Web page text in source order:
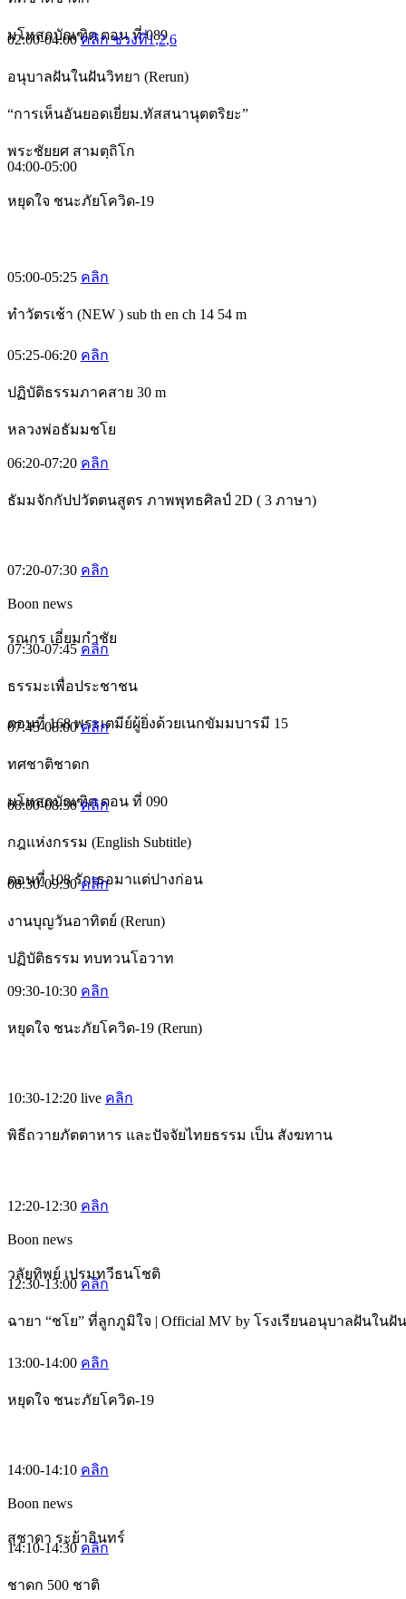
มโหสถบัณฑิต ตอน ที่ 089
02:00-04:00คลิก ช่วงที่1,2,6
อนุบาลฝันในฝันวิทยา (Rerun)
“การเห็นอันยอดเยี่ยม.ทัสสนานุตตริยะ”
พระชัยยศ สามตฺถิโก
04:00-05:00
หยุดใจ ชนะภัยโควิด-19
05:00-05:25 คลิก
ทำวัตรเช้า (NEW ) sub th en ch 14 54 m
05:25-06:20 คลิก
ปฏิบัติธรรมภาคสาย 30 m
หลวงพ่อธัมมชโย
06:20-07:20 คลิก
ธัมมจักกัปปวัตตนสูตร ภาพพุทธศิลป์ 2D ( 3 ภาษา)
07:20-07:30 คลิก
Boon news
รณกร เอี่ยมกำชัย
07:30-07:45 คลิก
ธรรมะเพื่อประชาชน
ตอนที่ 168 พระเตมีย์ผู้ยิ่งด้วยเนกขัมมบารมี 15
07:45-08:00คลิก
ทศชาติชาดก
มโหสถบัณฑิต ตอน ที่ 090
08:00-08:30คลิก
กฎแห่งกรรม (English Subtitle)
ตอนที่ 108 รักเธอมาแต่ปางก่อน
08:30-09:30คลิก
งานบุญวันอาทิตย์ (Rerun)
ปฏิบัติธรรม ทบทวนโอวาท
09:30-10:30 คลิก
หยุดใจ ชนะภัยโควิด-19 (Rerun)
10:30-12:20 live คลิก
พิธีถวายภัตตาหาร และปัจจัยไทยธรรม เป็น สังฆทาน
12:20-12:30 คลิก
Boon news
วลัยทิพย์ เปรมทวีธนโชติ
12:30-13:00 คลิก
ฉายา “ชโย” ที่ลูกภูมิใจ | Official MV by โรงเรียนอนุบาลฝันในฝั
13:00-14:00 คลิก
หยุดใจ ชนะภัยโควิด-19
14:00-14:10 คลิก
Boon news
สุชาดา ระย้าอินทร์
14:10-14:30คลิก
ชาดก 500 ชาติ